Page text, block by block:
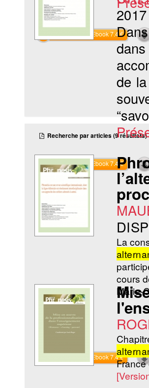
Commander l'Ebook 7.4 €
2017
de
Commander l'Ebook 7.4 €
Recherche par articles (9 résultats)
La
cours
Marie-
Commander l'Ebook 7.4 €France